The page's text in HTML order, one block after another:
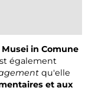
in Comune
également
qu'elle
et aux